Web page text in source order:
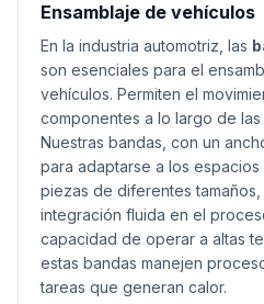
Ensamblaje de vehículos
En la industria automotriz, las
son esenciales para el
vehículos. Permiten el
componentes a lo largo de las
Nuestras bandas, con un
para adaptarse a los
piezas de diferentes
integración fluida en el
capacidad de operar a altas
estas bandas manejen
tareas que generan calor.